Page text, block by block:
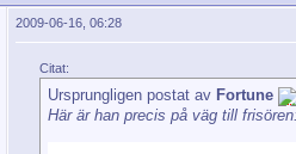
2009-06-16, 06:28
Citat:
Ursprungligen postat av Fortune
Här är han precis på väg till